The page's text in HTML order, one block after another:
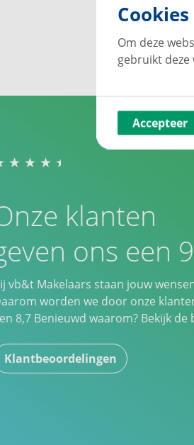
klanten
ons een
vb&t Makelaars staan jouw
worden we door onze
8,7 Benieuwd waarom? Bekijk
Klantbeoordelingen
Om deze
gebruikt deze
Accepteer